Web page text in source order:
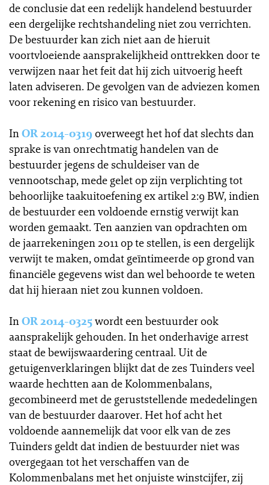
de conclusie dat een redelijk handelend bestuurder
een dergelijke rechtshandeling niet zou verrichten.
De bestuurder kan zich niet aan de hieruit
voortvloeiende aansprakelijkheid onttrekken door te
verwijzen naar het feit dat hij zich uitvoerig heeft
laten adviseren. De gevolgen van de adviezen komen
voor rekening en risico van bestuurder.
InOR 2014-0319 overweegt het hof dat slechts dan
sprake is van onrechtmatig handelen van de
bestuurder jegens de schuldeiser van de
vennootschap, mede gelet op zijn verplichting tot
behoorlijke taakuitoefening ex artikel 2:9 BW, indien
de bestuurder een voldoende ernstig verwijt kan
worden gemaakt. Ten aanzien van opdrachten om
de jaarrekeningen 2011 op te stellen, is een dergelijk
verwijt te maken, omdat geïntimeerde op grond van
financiële gegevens wist dan wel behoorde te weten
dat hij hieraan niet zou kunnen voldoen.
InOR 2014-0325wordt een bestuurder ook
aansprakelijk gehouden. In het onderhavige arrest
staat de bewijswaardering centraal. Uit de
getuigenverklaringen blijkt dat de zes Tuinders veel
waarde hechtten aan de Kolommenbalans,
gecombineerd met de geruststellende mededelingen
van de bestuurder daarover. Het hof acht het
voldoende aannemelijk dat voor elk van de zes
Tuinders geldt dat indien de bestuurder niet was
overgegaan tot het verschaffen van de
Kolommenbalans met het onjuiste winstcijfer, zij